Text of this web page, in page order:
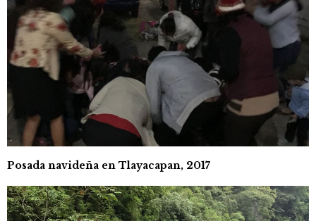
Posada navideña en Tlayacapan, 2017